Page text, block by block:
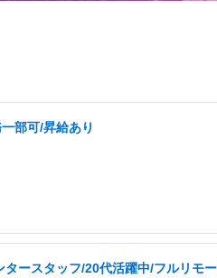
部可/昇給あり
ースタッフ/20代活躍中/フルリモ